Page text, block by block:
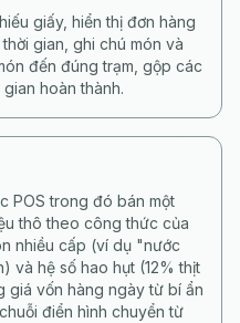
giấy, hiển thị đơn hàng
gian, ghi chú món và
đến đúng trạm, gộp các
hoàn thành.
POS trong đó bán một
thô theo công thức của
nhiều cấp (ví dụ "nước
và hệ số hao hụt (12% thịt
giá vốn hàng ngày từ bí ẩn
điển hình chuyển từ